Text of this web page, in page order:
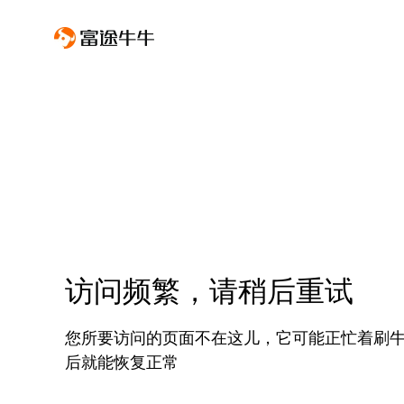
访问频繁，请稍后重试
您所要访问的页面不在这儿，它可能正忙着刷
后就能恢复正常